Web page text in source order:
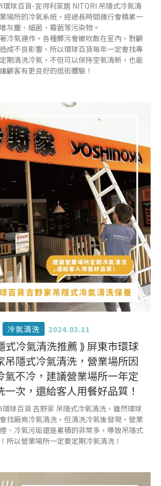
環球百貨-宜得利家居 NITORI 吊隱式冷氣清
場所的冷氣系統，經過長時間運行會積累一
灰塵、細菌、霉菌等污染物。
冷氣運作，各種髒污會被吹散在室內，對顧
成不良影響，所以環球百貨每年一定會找專
期清洗冷氣，不但可以保持空氣清新，也能
讓顧客有更良好的逛街體驗！
冷氣清洗 2024.03.11
式冷氣清洗推薦 ⟫ 屏東市環球
吊隱式冷氣清洗，營業場所因
氣不冷，建議營業場所一年定
一次，還給客人用餐好品質！
球百貨 吉野家 吊隱式冷氣清洗，雖然環球
找廠商冷氣清洗，但清洗冷氣後發現，營業
、冷氣污垢還是累積的非常多，導致吊隱式
所以營業場所一定要定期冷氣清洗！